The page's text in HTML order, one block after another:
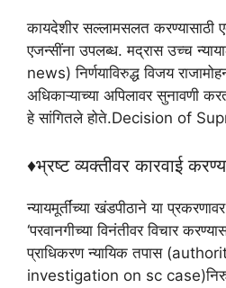
कायदेशीर सल्लामसलत करण्यासाठी
एजन्सींना उपलब्ध. मद्रास उच्च
news) निर्णयाविरुद्ध विजय
अधिकाऱ्याच्या अपिलावर सुनावणी
हे सांगितले होते.Decision of
♦भ्रष्ट व्यक्तीवर कारवाई
न्यायमूर्तींच्या खंडपीठाने या
‘परवानगीच्या विनंतीवर विचार
प्राधिकरण न्यायिक तपास
investigation on sc